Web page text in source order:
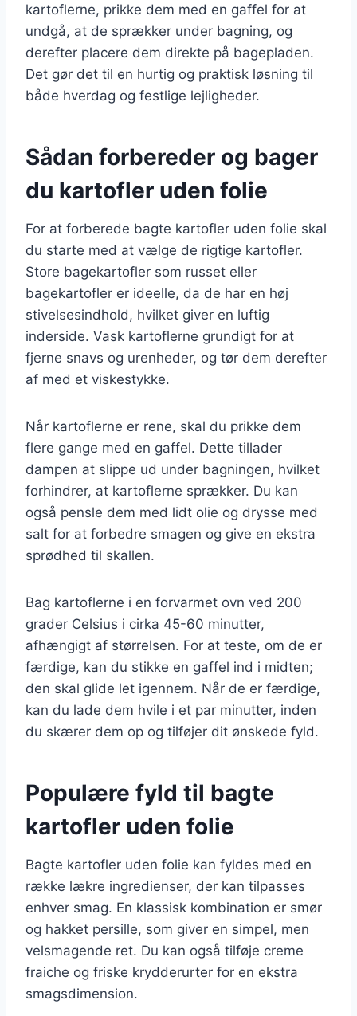
kartoflerne, prikke dem med en gaffel for at
undgå, at de sprækker under bagning, og
derefter placere dem direkte på bagepladen.
Det gør det til en hurtig og praktisk løsning til
både hverdag og festlige lejligheder.
Sådan forbereder og bager
du kartofler uden folie
For at forberede bagte kartofler uden folie skal
du starte med at vælge de rigtige kartofler.
Store bagekartofler som russet eller
bagekartofler er ideelle, da de har en høj
stivelsesindhold, hvilket giver en luftig
inderside. Vask kartoflerne grundigt for at
fjerne snavs og urenheder, og tør dem derefter
af med et viskestykke.
Når kartoflerne er rene, skal du prikke dem
flere gange med en gaffel. Dette tillader
dampen at slippe ud under bagningen, hvilket
forhindrer, at kartoflerne sprækker. Du kan
også pensle dem med lidt olie og drysse med
salt for at forbedre smagen og give en ekstra
sprødhed til skallen.
Bag kartoflerne i en forvarmet ovn ved 200
grader Celsius i cirka 45-60 minutter,
afhængigt af størrelsen. For at teste, om de er
færdige, kan du stikke en gaffel ind i midten;
den skal glide let igennem. Når de er færdige,
kan du lade dem hvile i et par minutter, inden
du skærer dem op og tilføjer dit ønskede fyld.
Populære fyld til bagte
kartofler uden folie
Bagte kartofler uden folie kan fyldes med en
række lækre ingredienser, der kan tilpasses
enhver smag. En klassisk kombination er smør
og hakket persille, som giver en simpel, men
velsmagende ret. Du kan også tilføje creme
fraiche og friske krydderurter for en ekstra
smagsdimension.